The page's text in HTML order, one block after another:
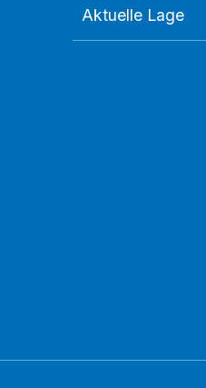
Aktuelle Lage